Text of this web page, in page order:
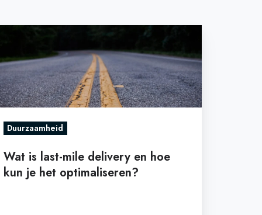
Duurzaamheid
Wat is last-mile delivery en hoe
kun je het optimaliseren?